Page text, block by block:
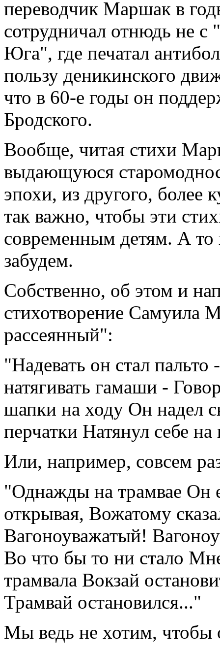
переводчик Маршак в
сотрудничал отнюдь не с
Юга", где печатал
пользу деникинского
что в 60-е годы он
Бродского.
Вообще, читая стихи
выдающуюся
эпохи, из другого, более
так важно, чтобы эти
современным детям. А то
забудем.
Собственно, об этом и
стихотворение Самуила
рассеянный":
"Надевать он стал
натягивать гамаши -
шапки на ходу Он надел
перчатки Натянул себе
Или, например, совсем
"Однажды на трамвае Он
открывая, Вожатому
Вагоноуважатый!
Во что бы то ни стало
трамвала Вокзай
Трамвай остановился..."
Мы ведь не хотим, чтобы